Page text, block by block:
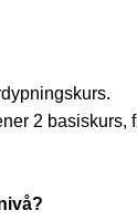
2 basiskurs,